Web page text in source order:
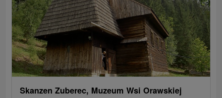
Skanzen Zuberec, Muzeum Wsi Orawskiej